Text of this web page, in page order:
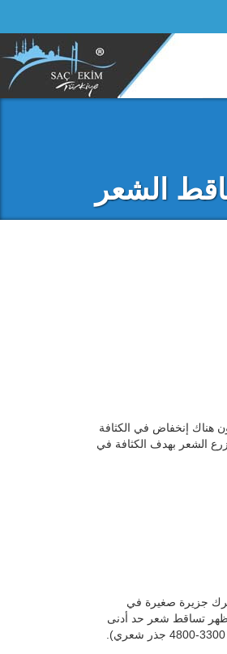
الشعر
هناك إنخفاض في الكثافة
الشعر بهدف الكثافة في
يترك جزيرة صغيرة في
تساقط شعر حد أدنى